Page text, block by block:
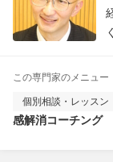
この専門家のメニュー
個別相談・レッスン
感解消コーチング